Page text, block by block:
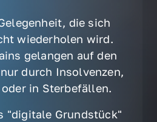
die sich
wiederholen wird.
gelangen auf den
durch Insolvenzen,
in Sterbefällen.
"digitale Grundstück"